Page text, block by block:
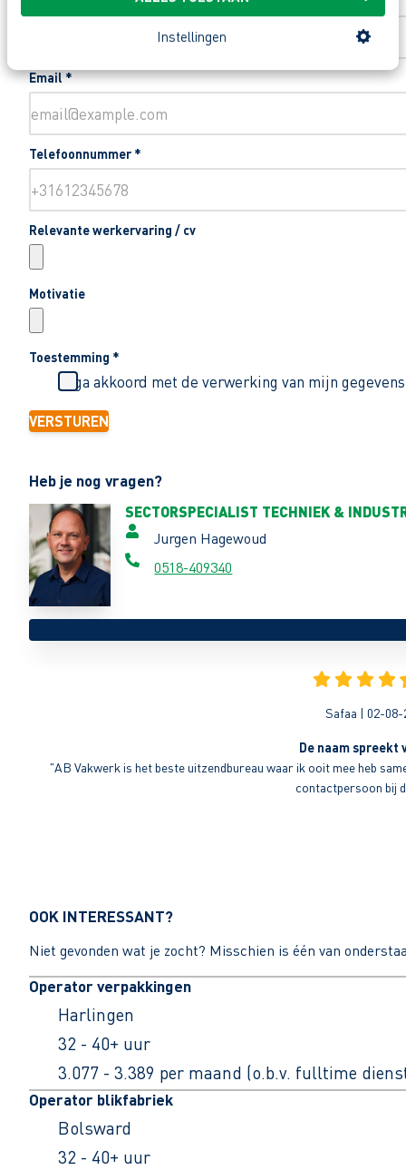
Instellingen
Email*
Telefoonnummer *
Relevante werkervaring / cv
Motivatie
Toestemming *
Ik ga akkoord met de verwerking van mijn
VERSTUREN
Heb je nog vragen?
SECTORSPECIALIST TECHNIEK &
Jurgen Hagewoud
0518-409340
Safaa | 02-08-
De naam spreekt
"AB Vakwerk is het beste uitzendbureau waar ik ooit mee heb
contactpersoon bij
OOK INTERESSANT?
Niet gevonden wat je zocht? Misschien is één van
Operator verpakkingen
Harlingen
32 - 40+ uur
3.077 - 3.389 per maand (o.b.v. fulltime
Operator blikfabriek
Bolsward
32 - 40+ uur